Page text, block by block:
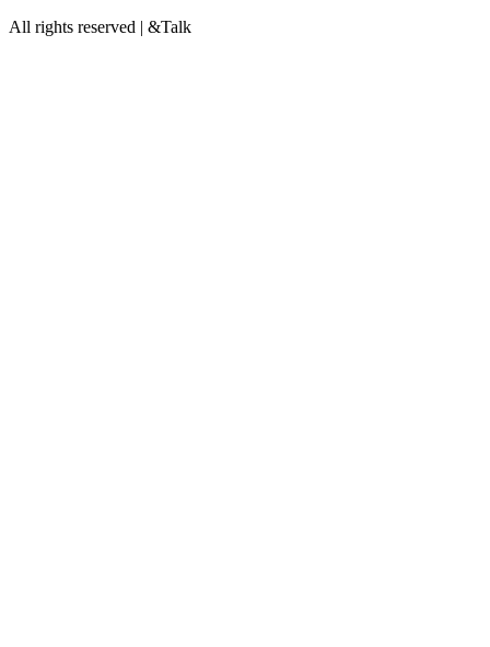
All rights reserved | &Talk